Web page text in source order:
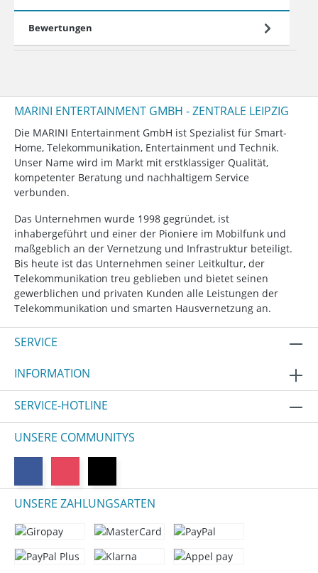
Bewertungen
MARINI ENTERTAINMENT GMBH - ZENTRALE LEIPZIG
Die MARINI Entertainment GmbH ist Spezialist für Smart-
Home, Telekommunikation, Entertainment und Technik.
Unser Name wird im Markt mit erstklassiger Qualität,
kompetenter Beratung und nachhaltigem Service
verbunden.
Das Unternehmen wurde 1998 gegründet, ist
inhabergeführt und einer der Pioniere im Mobilfunk und
maßgeblich an der Vernetzung und Infrastruktur beteiligt.
Bis heute ist das Unternehmen seiner Leitkultur, der
Telekommunikation treu geblieben und bietet seinen
gewerblichen und privaten Kunden alle Leistungen der
Telekommunikation und smarten Hausvernetzung an.
SERVICE
INFORMATION
SERVICE-HOTLINE
UNSERE COMMUNITYS
UNSERE ZAHLUNGSARTEN